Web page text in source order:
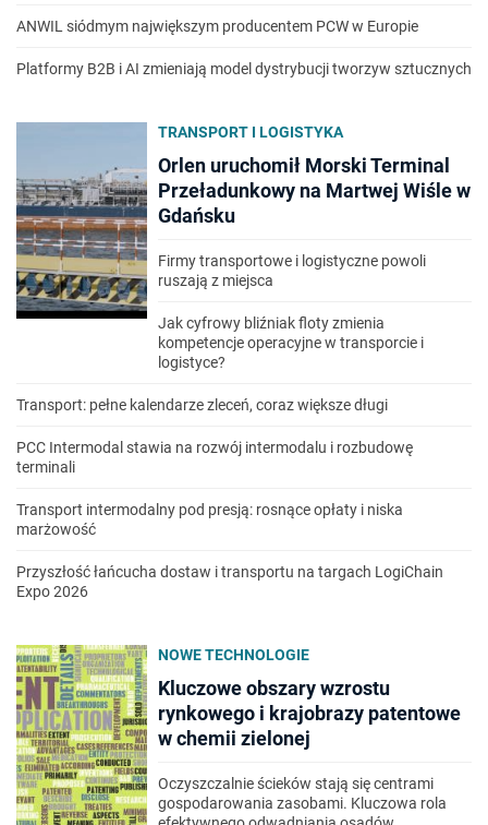
ANWIL siódmym największym producentem PCW w Europie
Platformy B2B i AI zmieniają model dystrybucji tworzyw sztucznych
TRANSPORT I LOGISTYKA
Orlen uruchomił Morski Terminal
Przeładunkowy na Martwej Wiśle w
Gdańsku
Firmy transportowe i logistyczne powoli
ruszają z miejsca
Jak cyfrowy bliźniak floty zmienia
kompetencje operacyjne w transporcie i
logistyce?
Transport: pełne kalendarze zleceń, coraz większe długi
PCC Intermodal stawia na rozwój intermodalu i rozbudowę
terminali
Transport intermodalny pod presją: rosnące opłaty i niska
marżowość
Przyszłość łańcucha dostaw i transportu na targach LogiChain
Expo 2026
NOWE TECHNOLOGIE
Kluczowe obszary wzrostu
rynkowego i krajobrazy patentowe
w chemii zielonej
Oczyszczalnie ścieków stają się centrami
gospodarowania zasobami. Kluczowa rola